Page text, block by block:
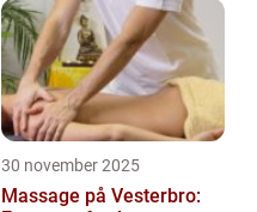
30 november 2025
Massage på Vesterbro: